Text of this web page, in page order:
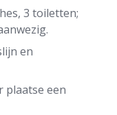
3 toiletten;
en
plaatse een